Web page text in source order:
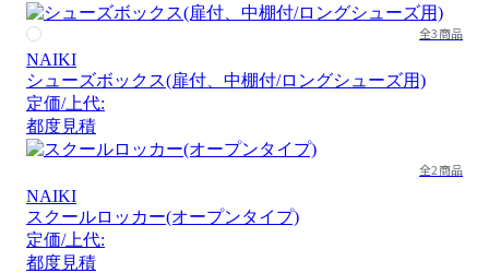
全3商品
NAIKI
シューズボックス(扉付、中棚付/ロングシューズ用)
定価/上代:
都度見積
全2商品
NAIKI
スクールロッカー(オープンタイプ)
定価/上代:
都度見積